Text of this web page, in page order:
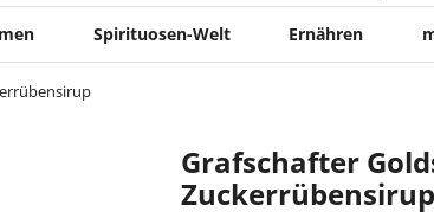
Spirituosen-Welt Ernähren
Grafschafter
Zuckerrübensirup